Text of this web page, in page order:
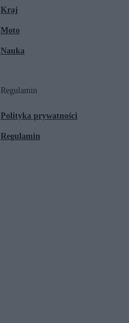
Kraj
Moto
Nauka
Regulamin
Polityka prywatności
Regulamin